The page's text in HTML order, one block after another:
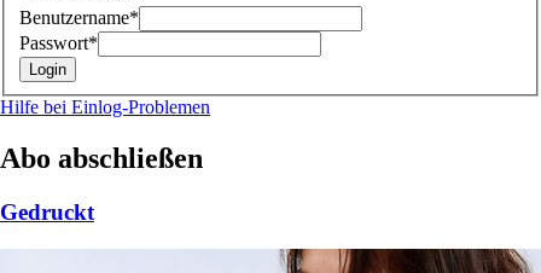
Benutzername*
Passwort*
Hilfe bei Einlog-Problemen
Abo abschließen
Gedruckt